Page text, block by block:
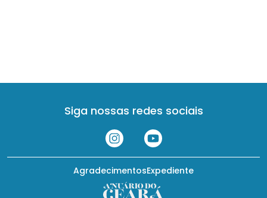
Siga nossas redes sociais
Expediente
Agradecimentos